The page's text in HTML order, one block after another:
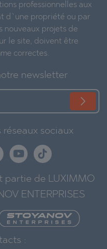
professionnelles aux
d`une propriété ou par
nouveaux projets de
le site, doivent être
correctes.
newsletter
réseaux sociaux
partie de LUXIMMO
ENTERPRISES
: